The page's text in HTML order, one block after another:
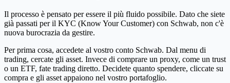
Il processo è pensato per essere il più fluido possibile. Dato che siete
già passati per il KYC (Know Your Customer) con Schwab, non c'è
nuova burocrazia da gestire.
Per prima cosa, accedete al vostro conto Schwab. Dal menu di
trading, cercate gli asset. Invece di comprare un proxy, come un trust
o un ETF, fate trading diretto. Decidete quanto spendere, cliccate su
compra e gli asset appaiono nel vostro portafoglio.